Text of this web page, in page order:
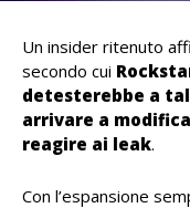
Un insider ritenuto
secondo cui
detesterebbe a
arrivare a
reagire ai leak.
Con l’espansione